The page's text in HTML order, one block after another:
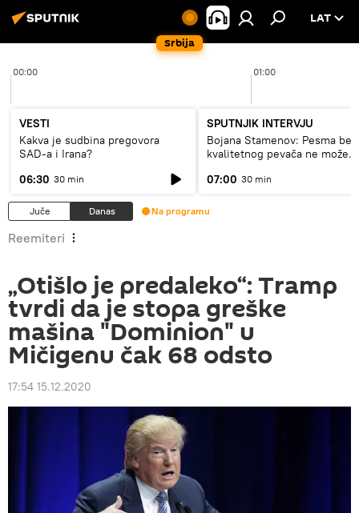
Srbija
LAT
00:00 01:00
VESTI
Kakva je sudbina pregovora
SAD-a i Irana?
06:30 30 min
SPUTNJIK INTERVJU
Bojana Stamenov: Pesma bez
kvalitetnog pevača ne može
07:00 30 min
Juče Danas Na programu
Reemiteri
„Otišlo je predaleko“: Tramp
tvrdi da je stopa greške
mašina "Dominion" u
Mičigenu čak 68 odsto
17:54 15.12.2020